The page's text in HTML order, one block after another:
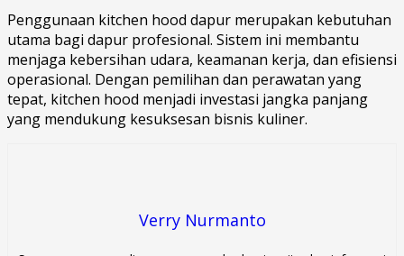
Penggunaan kitchen hood dapur merupakan kebutuhan
utama bagi dapur profesional. Sistem ini membantu
menjaga kebersihan udara, keamanan kerja, dan efisiensi
operasional. Dengan pemilihan dan perawatan yang
tepat, kitchen hood menjadi investasi jangka panjang
yang mendukung kesuksesan bisnis kuliner.
Verry Nurmanto